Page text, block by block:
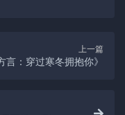
上一篇
言：穿过寒冬拥抱你》